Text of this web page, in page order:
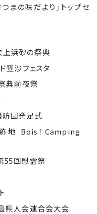
の味だより」トップセ
浜砂の祭典
笠沙フェスタ
典前夜祭
団発足式
地 Bois！Camping
回慰霊祭
人会連合会大会